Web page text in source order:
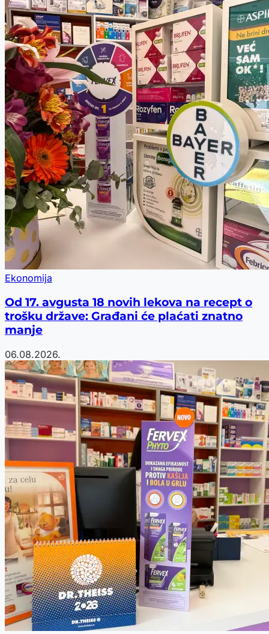
Ekonomija
Od 17. avgusta 18 novih lekova na recept o
trošku države: Građani će plaćati znatno
manje
06.08.2026.